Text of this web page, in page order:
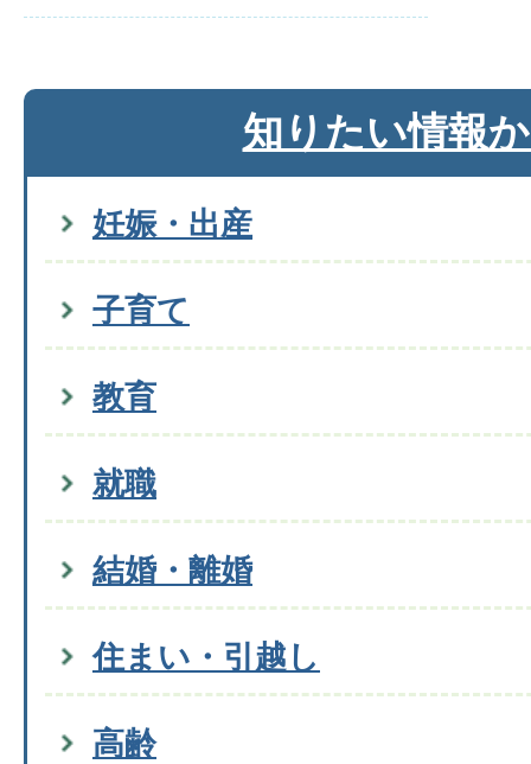
知りたい情報
妊娠・出産
子育て
教育
就職
結婚・離婚
住まい・引越し
高齢